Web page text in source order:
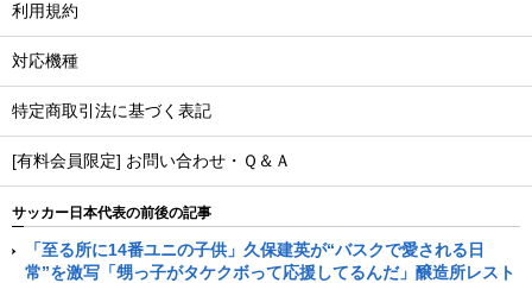
利用規約
対応機種
特定商取引法に基づく表記
[有料会員限定] お問い合わせ・Ｑ＆Ａ
サッカー日本代表の前後の記事
「至る所に14番ユニの子供」久保建英が“バスクで愛される日
常”を激写「甥っ子がタケクボって応援してるんだ」醸造所レスト